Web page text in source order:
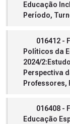
Educação
Período,
016412 -
Políticos da
2024/
Perspectiva
Professores,
016408 -
Educação